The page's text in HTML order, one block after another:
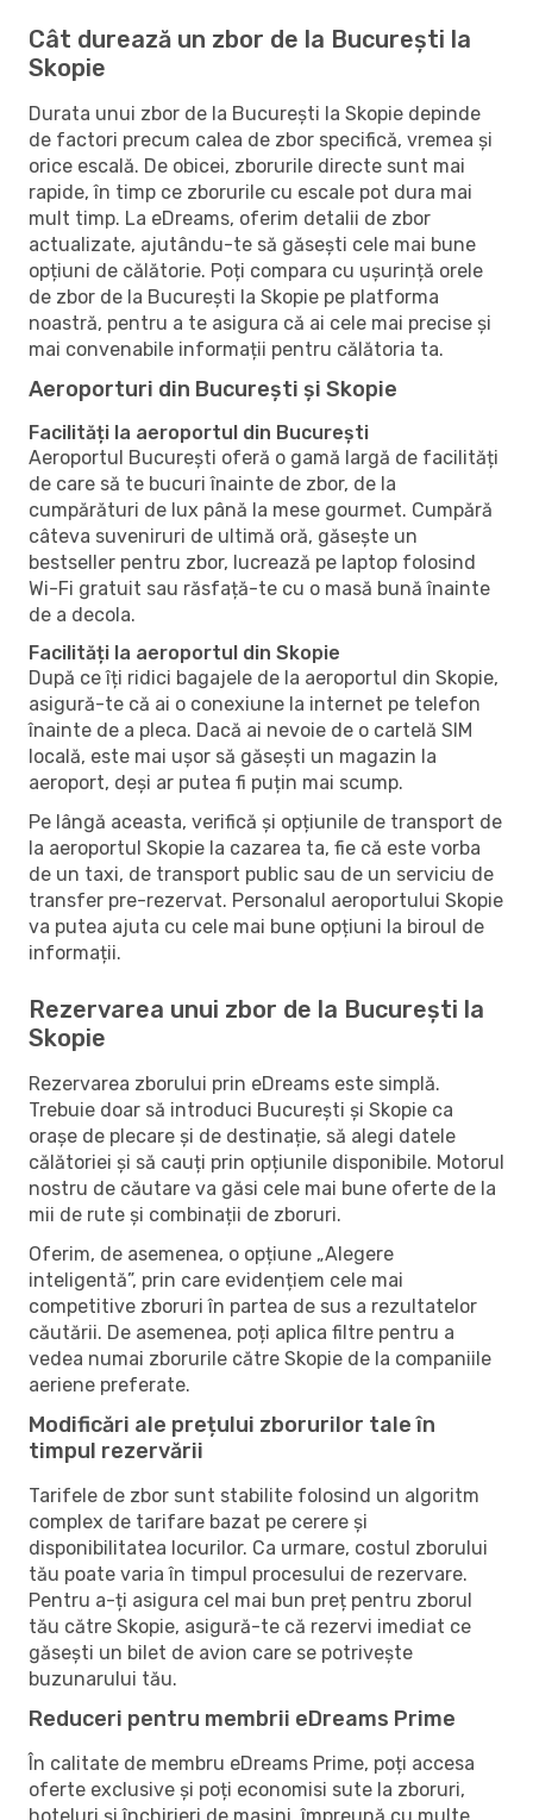
Cât durează un zbor de la București la
Skopie
Durata unui zbor de la București la Skopie depinde
de factori precum calea de zbor specifică, vremea și
orice escală. De obicei, zborurile directe sunt mai
rapide, în timp ce zborurile cu escale pot dura mai
mult timp. La eDreams, oferim detalii de zbor
actualizate, ajutându-te să găsești cele mai bune
opțiuni de călătorie. Poți compara cu ușurință orele
de zbor de la București la Skopie pe platforma
noastră, pentru a te asigura că ai cele mai precise și
mai convenabile informații pentru călătoria ta.
Aeroporturi din București și Skopie
Facilități la aeroportul din București
Aeroportul București oferă o gamă largă de facilități
de care să te bucuri înainte de zbor, de la
cumpărături de lux până la mese gourmet. Cumpără
câteva suveniruri de ultimă oră, găsește un
bestseller pentru zbor, lucrează pe laptop folosind
Wi-Fi gratuit sau răsfață-te cu o masă bună înainte
de a decola.
Facilități la aeroportul din Skopie
După ce îți ridici bagajele de la aeroportul din Skopie,
asigură-te că ai o conexiune la internet pe telefon
înainte de a pleca. Dacă ai nevoie de o cartelă SIM
locală, este mai ușor să găsești un magazin la
aeroport, deși ar putea fi puțin mai scump.
Pe lângă aceasta, verifică și opțiunile de transport de
la aeroportul Skopie la cazarea ta, fie că este vorba
de un taxi, de transport public sau de un serviciu de
transfer pre-rezervat. Personalul aeroportului Skopie
va putea ajuta cu cele mai bune opțiuni la biroul de
informații.
Rezervarea unui zbor de la București la
Skopie
Rezervarea zborului prin eDreams este simplă.
Trebuie doar să introduci București și Skopie ca
orașe de plecare și de destinație, să alegi datele
călătoriei și să cauți prin opțiunile disponibile. Motorul
nostru de căutare va găsi cele mai bune oferte de la
mii de rute și combinații de zboruri.
Oferim, de asemenea, o opțiune „Alegere
inteligentă”, prin care evidențiem cele mai
competitive zboruri în partea de sus a rezultatelor
căutării. De asemenea, poți aplica filtre pentru a
vedea numai zborurile către Skopie de la companiile
aeriene preferate.
Modificări ale prețului zborurilor tale în
timpul rezervării
Tarifele de zbor sunt stabilite folosind un algoritm
complex de tarifare bazat pe cerere și
disponibilitatea locurilor. Ca urmare, costul zborului
tău poate varia în timpul procesului de rezervare.
Pentru a-ți asigura cel mai bun preț pentru zborul
tău către Skopie, asigură-te că rezervi imediat ce
găsești un bilet de avion care se potrivește
buzunarului tău.
Reduceri pentru membrii eDreams Prime
În calitate de membru eDreams Prime, poți accesa
oferte exclusive și poți economisi sute la zboruri,